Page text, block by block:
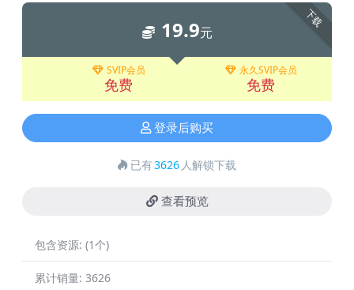
下载
19.9元
SVIP会员
免费
永久SVIP会员
免费
登录后购买
已有3626 人解锁下载
查看预览
包含资源: (1个)
累计销量: 3626